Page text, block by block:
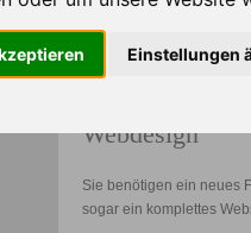
Einstellungen
Webdesign
Sie benötigen ein neues
sogar ein komplettes